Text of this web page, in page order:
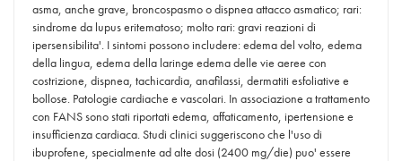
asma, anche grave, broncospasmo o dispnea attacco asmatico; rari:
sindrome da lupus eritematoso; molto rari: gravi reazioni di
ipersensibilita'. I sintomi possono includere: edema del volto, edema
della lingua, edema della laringe edema delle vie aeree con
costrizione, dispnea, tachicardia, anafilassi, dermatiti esfoliative e
bollose. Patologie cardiache e vascolari. In associazione a trattamento
con FANS sono stati riportati edema, affaticamento, ipertensione e
insufficienza cardiaca. Studi clinici suggeriscono che l'uso di
ibuprofene, specialmente ad alte dosi (2400 mg/die) puo' essere